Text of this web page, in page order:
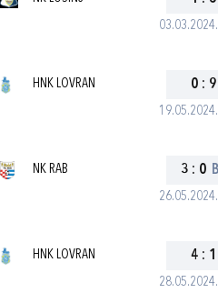
HNK LOVRAN 0 : 9
NK RAB 3 : 0
HNK LOVRAN 4 : 1